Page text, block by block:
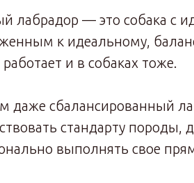
лабрадор — это собака с
к идеальному,
работает и в собаках тоже.
даже сбалансированный
стандарту породы,
выполнять свое